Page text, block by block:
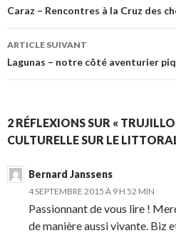
des
articles
Caraz – Rencontres à la Cruz des
ARTICLE SUIVANT
Lagunas – notre côté aventurier
2 RÉFLEXIONS SUR «
CULTURELLE SUR LE
Bernard Janssens
4 SEPTEMBRE 2015 À 9 H 52 MIN
Passionnant de vous lire !
de manière aussi vivante. Biz